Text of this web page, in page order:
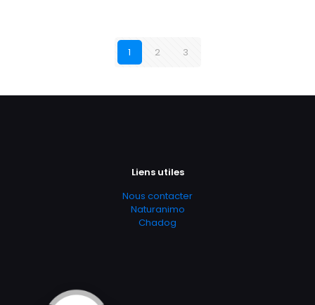
1 2 3
Liens utiles
Nous contacter
Naturanimo
Chadog